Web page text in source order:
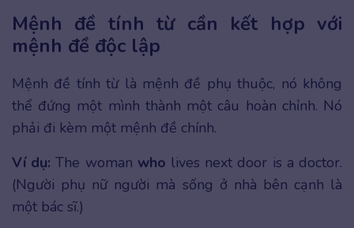
Mệnh đề tính từ cần kết hợp với
mệnh đề độc lập
Mệnh đề tính từ là mệnh đề phụ thuộc, nó không
thể đứng một mình thành một câu hoàn chỉnh. Nó
phải đi kèm một mệnh đề chính.
Ví dụ:The woman who lives next door is a doctor.
(Người phụ nữ người mà sống ở nhà bên cạnh là
một bác sĩ.)